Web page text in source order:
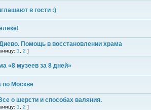
в гости :)
Помощь в восстановлении храма
1 2 ]
«8 музеев за 8 дней»
по Москве
о шерсти и способах валяния.
1 2 ]